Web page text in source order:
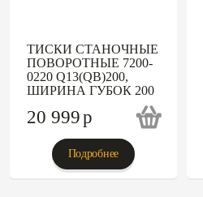
ТИСКИ СТАНОЧНЫЕ
ПОВОРОТНЫЕ 7200-
0220 Q13(QB)200,
ШИРИНА ГУБОК 200
20 999p
Подробнее